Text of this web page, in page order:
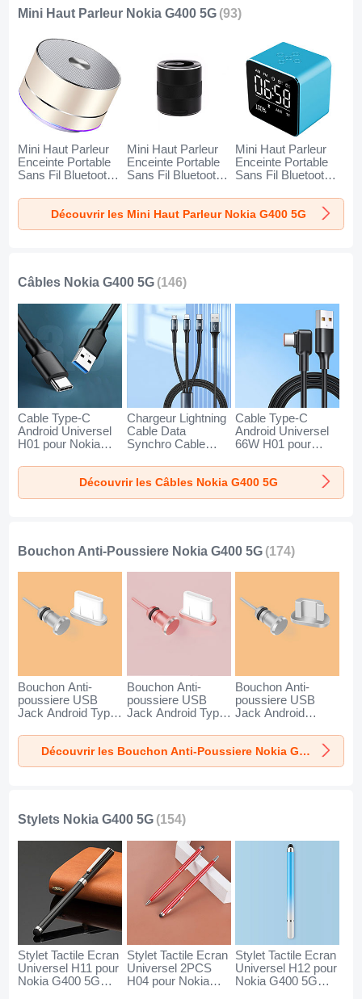
Mini Haut Parleur Nokia G400 5G (93)
Mini Haut Parleur
Enceinte Portable
Sans Fil Bluetooth
pour Nokia G400
Mini Haut Parleur
Enceinte Portable
Sans Fil Bluetooth
pour Nokia G400
5G Noir
Mini Haut Parleur
Enceinte Portable
Sans Fil Bluetooth
pour Nokia G400
5G Bleu
Découvrir les Mini Haut Parleur Nokia G400 5G
Câbles Nokia G400 5G (146)
Cable Type-C
Android Universel
H01 pour Nokia
Fonce
Chargeur Lightning
Cable Data
Synchro Cable
Type-C 100W H01
pour Nokia G400
5G Noir
Cable Type-C
Android Universel
66W H01 pour
Noir
Découvrir les Câbles Nokia G400 5G
Bouchon Anti-Poussiere Nokia G400 5G (174)
Bouchon Anti-
poussiere USB
Jack Android Type-
Nokia G400 5G
Argent
Bouchon Anti-
poussiere USB
Jack Android Type-
Nokia G400 5G Or
Rose
Bouchon Anti-
poussiere USB
Jack Android
Nokia G400 5G
Argent
Découvrir les Bouchon Anti-Poussiere Nokia G400 5G
Stylets Nokia G400 5G (154)
Stylet Tactile Ecran
Universel H11 pour
Nokia G400 5G
Stylet Tactile Ecran
Universel 2PCS
H04 pour Nokia
Stylet Tactile Ecran
Universel H12 pour
Nokia G400 5G